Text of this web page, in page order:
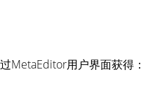
MetaEditor用户界面获得：